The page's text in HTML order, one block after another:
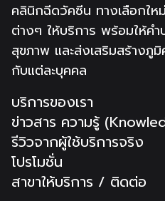
คลินิกฉีดวัคซีน ทางเลือกให
ต่างๆ ให้บริการ พร้อมให้คำ
สุขภาพ และส่งเสริมสร้างภู
กับแต่ละบุคคล
บริการของเรา
ข่าวสาร ความรู้
รีวิวจากผู้ใช้บริการจริง
โปรโมชั่น
สาขาให้บริการ / ติดต่อ